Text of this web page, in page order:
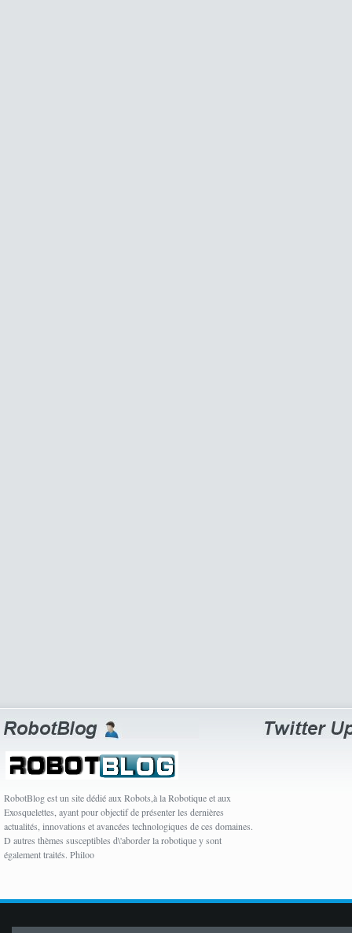
RobotBlog est un site dédié aux Robots,à la Robotique et aux
Exosquelettes, ayant pour objectif de présenter les dernières
actualités, innovations et avancées technologiques de ces domaines.
D autres thèmes susceptibles d\'aborder la robotique y sont
également traités. Philoo